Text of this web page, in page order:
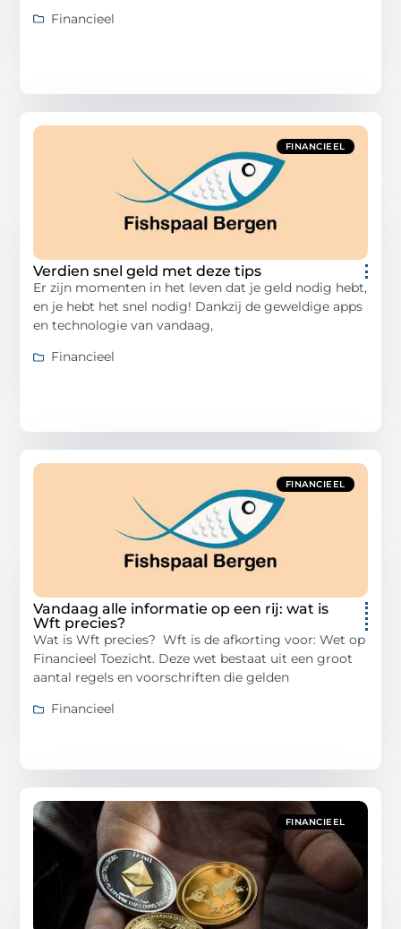
Financieel
FINANCIEEL
Verdien snel geld met deze tips
Er zijn momenten in het leven dat je geld nodig hebt,
en je hebt het snel nodig! Dankzij de geweldige apps
en technologie van vandaag,
Financieel
FINANCIEEL
Vandaag alle informatie op een rij: wat is
Wft precies?
Wat is Wft precies? Wft is de afkorting voor: Wet op
Financieel Toezicht. Deze wet bestaat uit een groot
aantal regels en voorschriften die gelden
Financieel
FINANCIEEL